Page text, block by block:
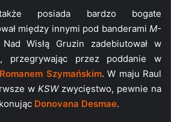
posiada bardzo bogate
między innymi pod banderami M-
Wisłą Gruzin zadebiutował w
przegrywając przez poddanie w
Romanem Szymańskim. W maju Raul
w KSWzwycięstwo, pewnie na
Donovana Desmae.